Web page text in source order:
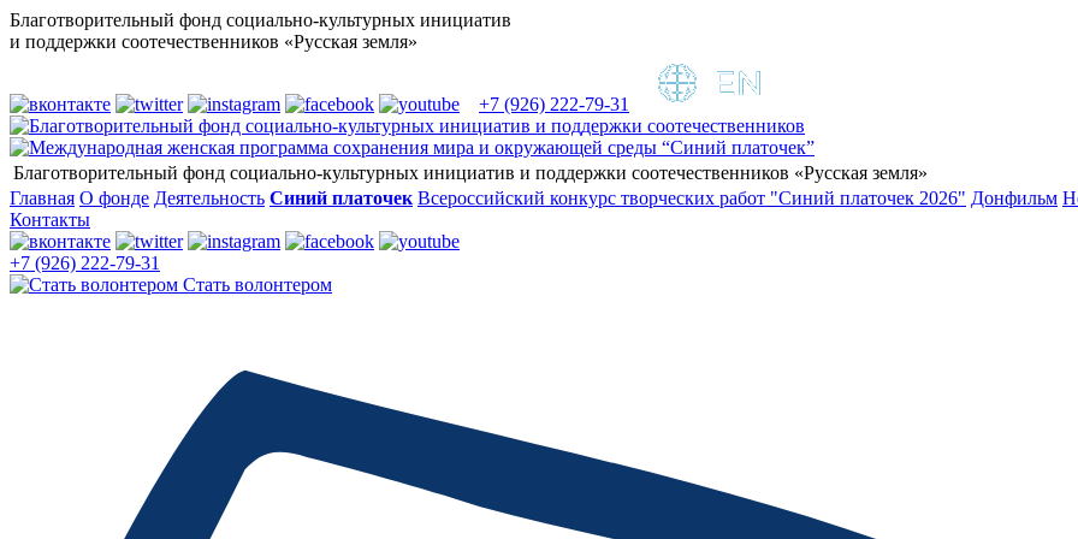
Благотворительный фонд социально-культурных инициатив
и поддержки соотечественников «Русская земля»
+7 (926) 222-79-31
Благотворительный фонд социально-культурных инициатив и поддержки соотечественников «Русская земля»
Главная О фонде Деятельность Синий платочек Всероссийский конкурс творческих работ "Синий платочек 2026" Донфильм
Контакты
+7 (926) 222-79-31
Стать волонтером